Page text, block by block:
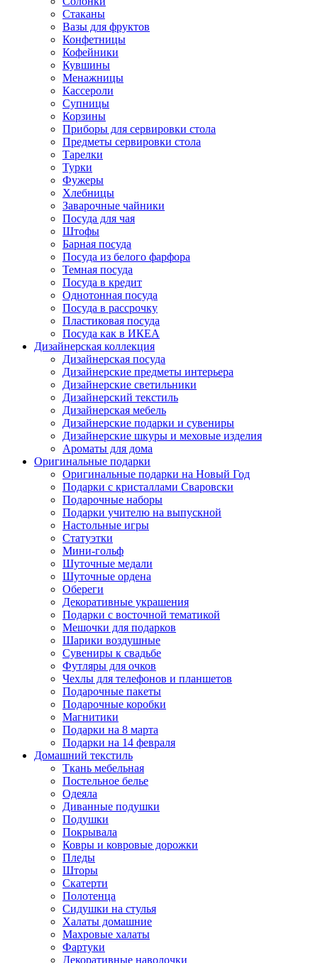
Стаканы
Вазы для фруктов
Конфетницы
Кофейники
Кувшины
Менажницы
Кассероли
Супницы
Корзины
Приборы для сервировки стола
Предметы сервировки стола
Тарелки
Турки
Фужеры
Хлебницы
Заварочные чайники
Посуда для чая
Штофы
Барная посуда
Посуда из белого фарфора
Темная посуда
Посуда в кредит
Однотонная посуда
Посуда в рассрочку
Пластиковая посуда
Посуда как в ИКЕА
Дизайнерская коллекция
Дизайнерская посуда
Дизайнерские предметы интерьера
Дизайнерские светильники
Дизайнерский текстиль
Дизайнерская мебель
Дизайнерские подарки и сувениры
Дизайнерские шкуры и меховые изделия
Ароматы для дома
Оригинальные подарки
Оригинальные подарки на Новый Год
Подарки с кристаллами Сваровски
Подарочные наборы
Подарки учителю на выпускной
Настольные игры
Статуэтки
Мини-гольф
Шуточные медали
Шуточные ордена
Обереги
Декоративные украшения
Подарки с восточной тематикой
Мешочки для подарков
Шарики воздушные
Сувениры к свадьбе
Футляры для очков
Чехлы для телефонов и планшетов
Подарочные пакеты
Подарочные коробки
Магнитики
Подарки на 8 марта
Подарки на 14 февраля
Домашний текстиль
Ткань мебельная
Постельное белье
Одеяла
Диванные подушки
Подушки
Покрывала
Ковры и ковровые дорожки
Пледы
Шторы
Скатерти
Полотенца
Сидушки на стулья
Халаты домашние
Махровые халаты
Фартуки
Декоративные наволочки